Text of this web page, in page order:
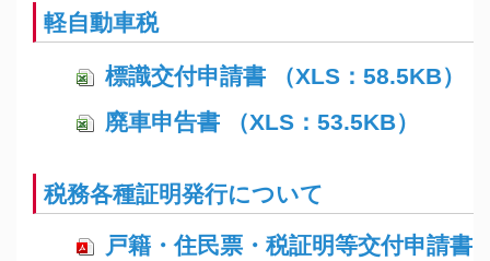
軽自動車税
標識交付申請書 （XLS：58.5KB）
廃車申告書 （XLS：53.5KB）
税務各種証明発行について
戸籍・住民票・税証明等交付申請書